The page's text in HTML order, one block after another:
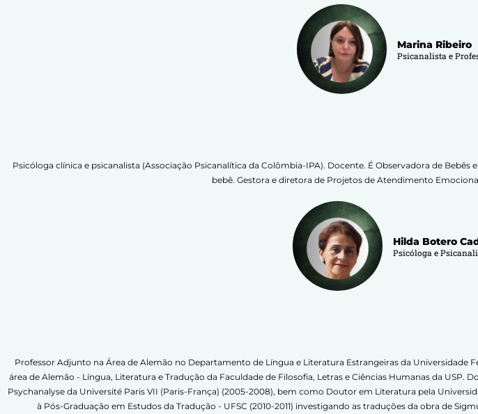
Marina Ribeiro
Psicanalista e
Psicóloga clínica e psicanalista (Associação Psicanalítica da Colômbia-IPA). Docente. É Observadora de
bebê. Gestora e diretora de Projetos de Atendimento
Hilda Botero
Psicóloga e
Professor Adjunto na Área de Alemão no Departamento de Língua e Literatura Estrangeiras da Universidade
área de Alemão - Língua, Literatura e Tradução da Faculdade de Filosofia, Letras e Ciências Humanas da USP.
Psychanalyse da Université Paris VII (Paris-França) (2005-2008), bem como Doutor em Literatura pela
à Pós-Graduação em Estudos da Tradução - UFSC (2010-2011) investigando as traduções da obra de